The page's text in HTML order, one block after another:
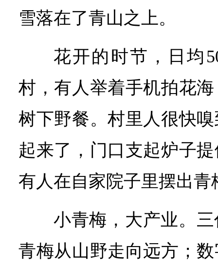
雪落在了青山之上。
花开的时节，日均
村，有人举着手机拍花
树下野餐。村里人很快
起来了，门口支起炉子
有人在自家院子里摆出青
小青梅，大产业。
青梅从山野走向远方；